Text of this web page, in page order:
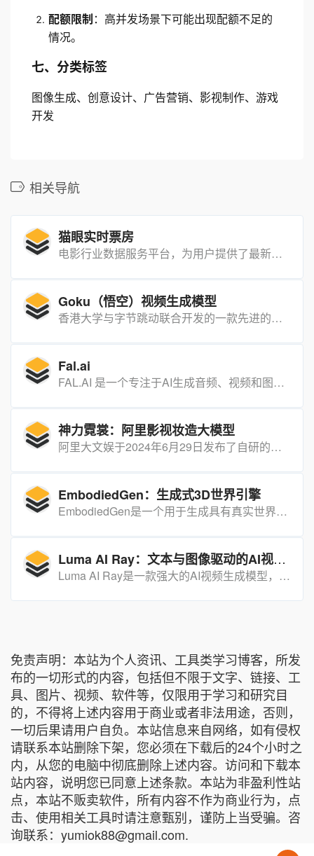
配额限制 ：高并发场景下可能出现配额不足的
情况。
七、分类标签
图像生成、创意设计、广告营销、影视制作、游戏
开发
相关导航
猫眼实时票房
电影行业数据服务平台，为用户提供了最新的电影票房信息、电影排片情况、观众评分和评论等在内的一系列专业电影行业数据分析详细数据。
Goku（悟空）视频生成模型
香港大学与字节跳动联合开发的一款先进的视频生成模型，能够根据文本或图片生成高质量的视频内容。
Fal.ai
FAL.AI 是一个专注于AI生成音频、视频和图像的云平台，通过其强大的技术吸引了大量开发者和企业客户。
神力霓裳：阿里影视妆造大模型
阿里大文娱于2024年6月29日发布了自研的影视妆造大模型“神力霓裳”，这是首个专门针对影视剧服饰造型设计而打造的AI大模型，可以快速生成各朝代的影视级服饰造型，辅助造型师进行创意设计。
EmbodiedGen：生成式3D世界引擎
EmbodiedGen是一个用于生成具有真实世界规模和物理真实感的交互式3D世界的工具，能够以较低成本生成多样化的3D资产，助力具身智能相关研究的泛化能力提升。
Luma AI Ray：文本与图像驱动的AI视频生成利器
Luma AI Ray是一款强大的AI视频生成模型，能够根据文本提示和图像快速生成逼真或奇幻的视频内容。
免责声明：本站为个人资讯、工具类学习博客，所发
布的一切形式的内容，包括但不限于文字、链接、工
具、图片、视频、软件等，仅限用于学习和研究目
的，不得将上述内容用于商业或者非法用途，否则，
一切后果请用户自负。本站信息来自网络，如有侵权
请联系本站删除下架，您必须在下载后的24个小时之
内，从您的电脑中彻底删除上述内容。访问和下载本
站内容，说明您已同意上述条款。本站为非盈利性站
点，本站不贩卖软件，所有内容不作为商业行为，点
击、使用相关工具时请注意甄别，谨防上当受骗。咨
询联系：yumiok88@gmail.com.